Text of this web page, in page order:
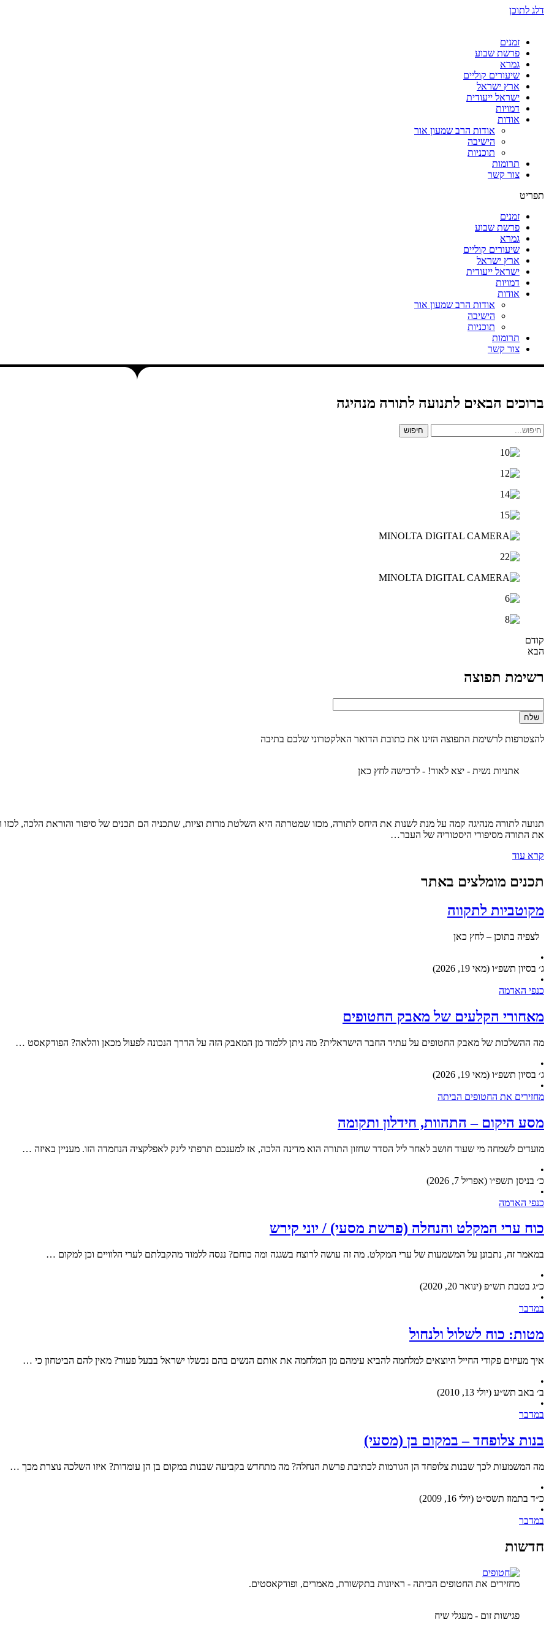
דלג לתוכן
זמנים
פרשת שבוע
גמרא
שיעורים קוליים
ארץ ישראל
ישראל ייעודית
דמויות
אודות
אודות הרב שמעון אור
הישיבה
תוכניות
תרומות
צור קשר
תפריט
זמנים
פרשת שבוע
גמרא
שיעורים קוליים
ארץ ישראל
ישראל ייעודית
דמויות
אודות
אודות הרב שמעון אור
הישיבה
תוכניות
תרומות
צור קשר
ברוכים הבאים לתנועה לתורה מנהיגה
חיפוש
קודם
הבא
רשימת תפוצה
להצטרפות לרשימת התפוצה הזינו את כתובת הדואר האלקטרוני שלכם בתיבה
אתניות נשית - יצא לאור! - לרכישה לחץ כאן
תנועה לתורה מנהיגה קמה על מנת לשנות את היחס לתורה, מכזו שמטרתה היא השלטת מרות וציות, שתכניה הם תכנים של סיפור והוראת הלכה,
את התורה מסיפורי היסטוריה של העבר…
קרא עוד
תכנים מומלצים באתר
מקוטביות לתקווה
לצפיה בתוכן – לחץ כאן
•
ג׳ בסיון תשפ״ו (מאי 19, 2026)
•
כנפי האדמה
מאחורי הקלעים של מאבק החטופים
מה ההשלכות של מאבק החטופים על עתיד החבר הישראלית? מה ניתן ללמוד מן המאבק הזה על הדרך הנכונה לפעול מכאן והלאה? הפודקאסט …
•
ג׳ בסיון תשפ״ו (מאי 19, 2026)
•
מחזירים את החטופים הביתה
מסע היקום – התהוות, חידלון ותקומה
מועדים לשמחה מי שעוד חושב לאחר ליל הסדר שחזון התורה הוא מדינה הלכה, אז למענכם תרפתי לינק לאפלקציה הנחמדה הזו. מעניין באיזה …
•
כ׳ בניסן תשפ״ו (אפריל 7, 2026)
•
כנפי האדמה
כוח ערי המקלט והנחלה (פרשת מסעי) / יוני קירש
במאמר זה, נתבונן על המשמעות של ערי המקלט. מה זה עושה לרוצח בשגגה ומה כוחם? ננסה ללמוד מהקבלתם לערי הלוויים וכן למקום …
•
כ״ג בטבת תש״פ (ינואר 20, 2020)
•
במדבר
מטות: כוח לשלול ולנחול
איך מעיזים פקודי החייל היוצאים למלחמה להביא עימהם מן המלחמה את אותם הנשים בהם נכשלו ישראל בבעל פעור? מאין להם הביטחון כי …
•
ב׳ באב תש״ע (יולי 13, 2010)
•
במדבר
בנות צלופחד – במקום בן (מסעי)
מה המשמעות לכך שבנות צלופחד הן הגורמות לכתיבת פרשת הנחלה? מה מתחדש בקביעה שבנות במקום בן הן עומדות? איזו השלכה נוצרת מכך …
•
כ״ד בתמוז תשס״ט (יולי 16, 2009)
•
במדבר
חדשות
מחזירים את החטופים הביתה - ראיונות בתקשורת, מאמרים, ופודקאסטים.
פגישות זום - מעגלי שיח